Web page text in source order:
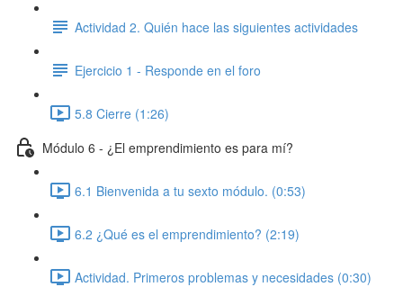
Actividad 2. Quién hace las siguientes actividades
Ejercicio 1 - Responde en el foro
5.8 Cierre (1:26)
Módulo 6 - ¿El emprendimiento es para mí?
6.1 Bienvenida a tu sexto módulo. (0:53)
6.2 ¿Qué es el emprendimiento? (2:19)
Actividad. Primeros problemas y necesidades (0:30)